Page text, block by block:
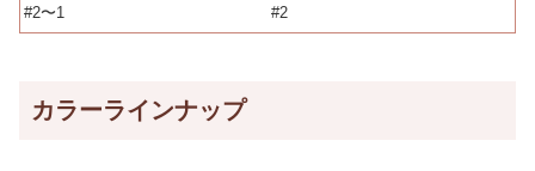
#2〜1 #2
カラーラインナップ